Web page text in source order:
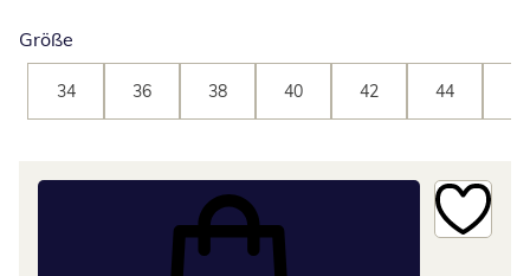
Größe
34 36 38 40 42 44